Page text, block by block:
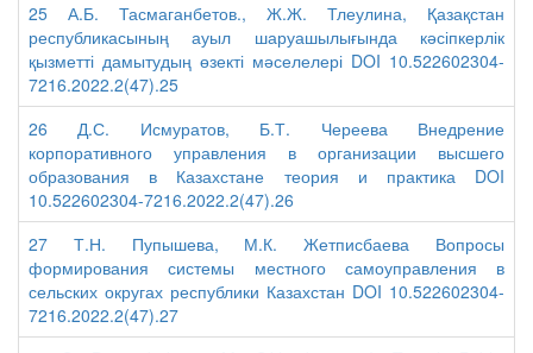
25 А.Б. Тасмаганбетов., Ж.Ж. Тлеулина, Қазақстан
республикасының ауыл шаруашылығында кәсіпкерлік
қызметті дамытудың өзекті мәселелері DOI 10.522602304-
7216.2022.2(47).25
26 Д.С. Исмуратов, Б.Т. Череева Внедрение
корпоративного управления в организации высшего
образования в Казахстане теория и практика DOI
10.522602304-7216.2022.2(47).26
27 Т.Н. Пупышева, М.К. Жетписбаева Вопросы
формирования системы местного самоуправления в
сельских округах республики Казахстан DOI 10.522602304-
7216.2022.2(47).27